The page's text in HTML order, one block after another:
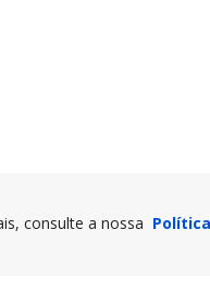
consulte a nossa